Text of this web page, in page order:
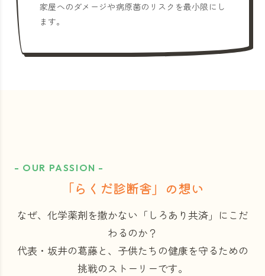
家屋へのダメージや病原菌のリスクを最小限にし
ます。
- OUR PASSION -
「らくだ診断舎」の想い
なぜ、化学薬剤を撒かない「しろあり共済」にこだ
わるのか？
代表・坂井の葛藤と、子供たちの健康を守るための
挑戦のストーリーです。